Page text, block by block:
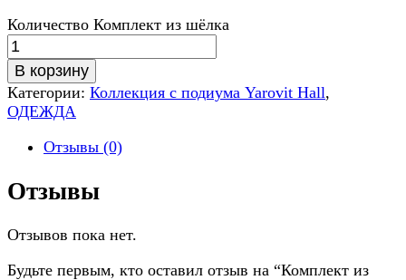
Количество Комплект из шёлка
В корзину
Категории: Коллекция с подиума Yarovit Hall,
ОДЕЖДА
Отзывы (0)
Отзывы
Отзывов пока нет.
Будьте первым, кто оставил отзыв на “Комплект из